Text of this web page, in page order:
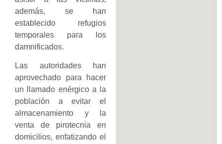
además, se han
establecido refugios
temporales para los
damnificados.
Las autoridades han
aprovechado para hacer
un llamado enérgico a la
población a evitar el
almacenamiento y la
venta de pirotecnia en
domicilios, enfatizando el